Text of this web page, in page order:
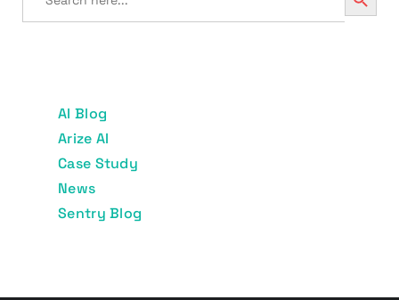
AI Blog
Arize AI
Case Study
News
Sentry Blog